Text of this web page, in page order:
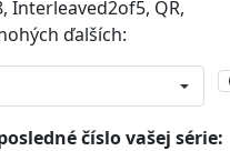
Interleaved2of5, QR,
ďalších:
číslo vašej série: